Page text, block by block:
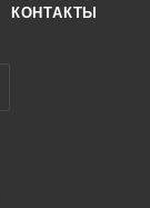
КОНТАКТЫ